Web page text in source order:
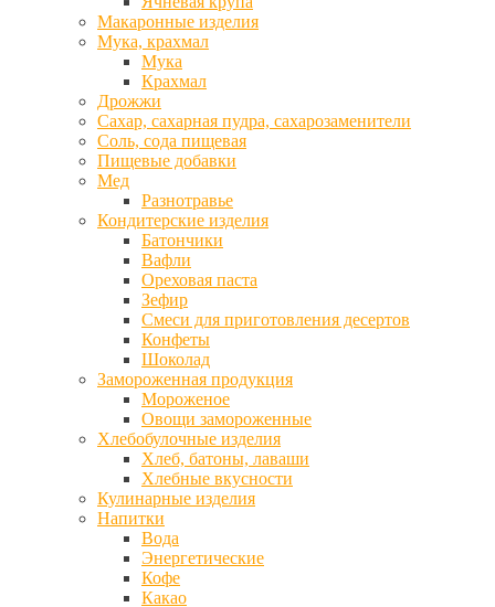
Макаронные изделия
Мука, крахмал
Мука
Крахмал
Дрожжи
Сахар, сахарная пудра, сахарозаменители
Соль, сода пищевая
Пищевые добавки
Мед
Разнотравье
Кондитерские изделия
Батончики
Вафли
Ореховая паста
Зефир
Смеси для приготовления десертов
Конфеты
Шоколад
Замороженная продукция
Мороженое
Овощи замороженные
Хлебобулочные изделия
Хлеб, батоны, лаваши
Хлебные вкусности
Кулинарные изделия
Напитки
Вода
Энергетические
Кофе
Какао